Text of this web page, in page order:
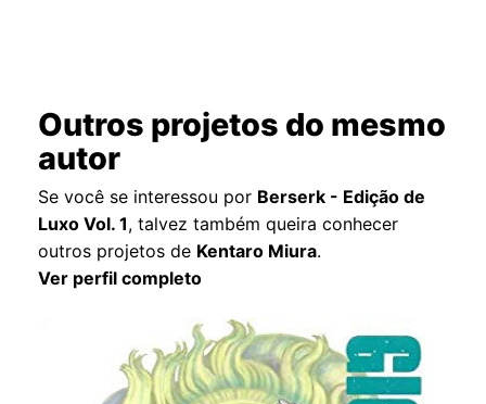
Outros projetos do mesmo
autor
Se você se interessou por Berserk - Edição de
Luxo Vol. 1, talvez também queira conhecer
outros projetos de Kentaro Miura.
Ver perfil completo